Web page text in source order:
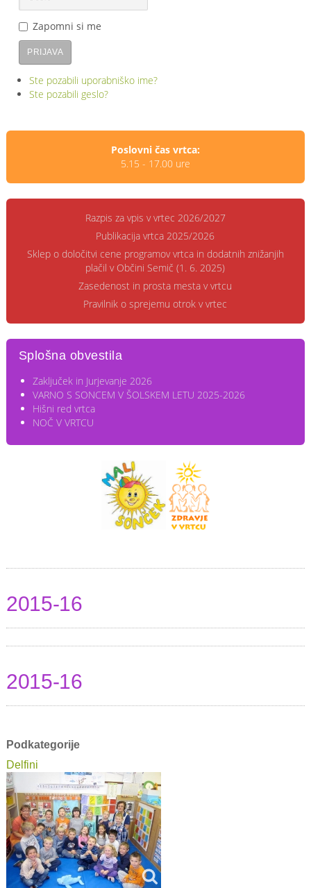
Zapomni si me
PRIJAVA
Ste pozabili uporabniško ime?
Ste pozabili geslo?
Poslovni čas vrtca:
5.15 - 17.00 ure
Razpis za vpis v vrtec 2026/2027
Publikacija vrtca 2025/2026
Sklep o določitvi cene programov vrtca in dodatnih znižanjih
plačil v Občini Semič (1. 6. 2025)
Zasedenost in prosta mesta v vrtcu
Pravilnik o sprejemu otrok v vrtec
Splošna obvestila
Zaključek in Jurjevanje 2026
VARNO S SONCEM V ŠOLSKEM LETU 2025-2026
Hišni red vrtca
NOČ V VRTCU
2015-16
2015-16
Podkategorije
Delfini